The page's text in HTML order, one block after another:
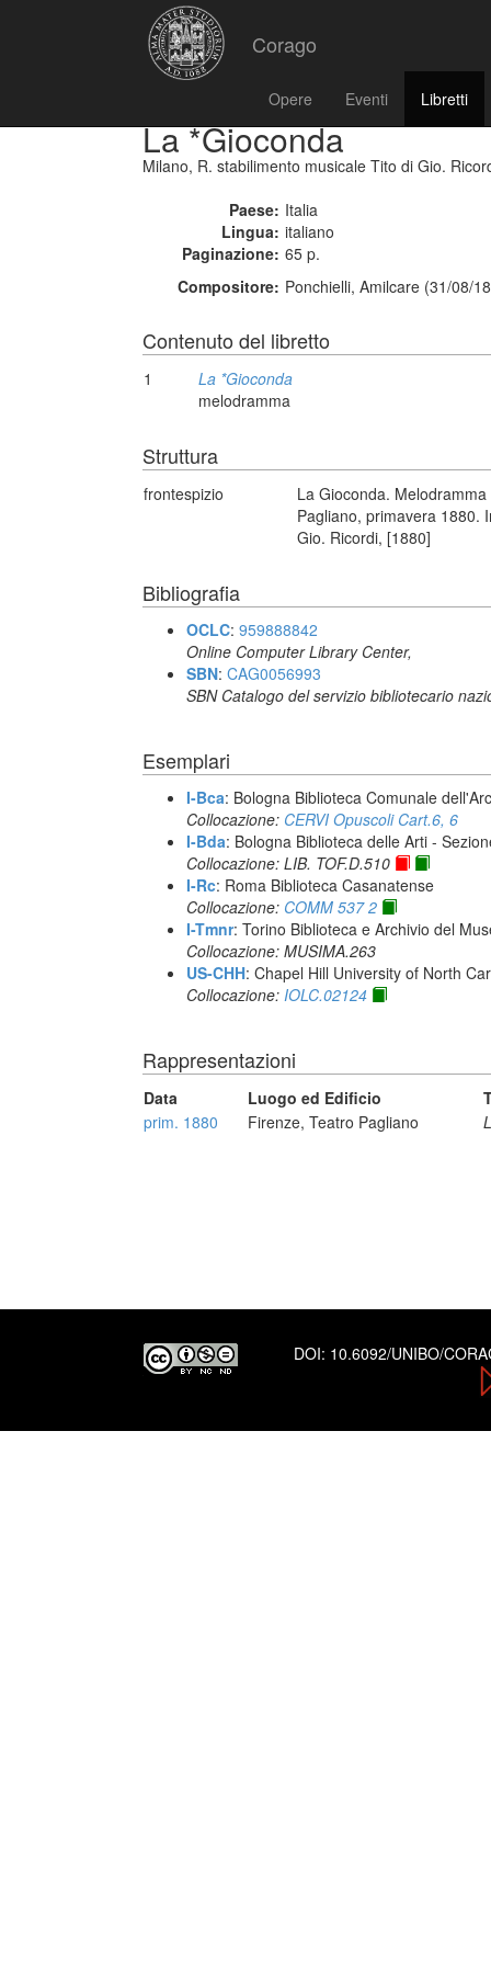
Corago
Opere Eventi Libretti
La *Gioconda
Milano, R. stabilimento musicale Tito di Gio.
Paese: Italia
Lingua: italiano
Paginazione: 65 p.
Compositore: Ponchielli, Amilcare (31/08/
Contenuto del libretto
1
La *Gioconda
melodramma
Struttura
frontespizio
La Gioconda.
Pagliano, primavera 1880.
Gio. Ricordi, [1880]
Bibliografia
OCLC: 959888842
Online Computer Library Center,
SBN: CAG0056993
SBN Catalogo del servizio bibliotecario
Esemplari
I-Bca: Bologna Biblioteca Comunale
Collocazione: CERVI Opuscoli Cart.6, 6
I-Bda: Bologna Biblioteca delle Arti -
Collocazione: LIB. TOF.D.510
I-Rc: Roma Biblioteca Casanatense
Collocazione: COMM 537 2
I-Tmnr: Torino Biblioteca e Archivio del
Collocazione: MUSIMA.263
US-CHH: Chapel Hill University of North
Collocazione: IOLC.02124
Rappresentazioni
Data Luogo ed Edificio
prim. 1880
Firenze, Teatro Pagliano
DOI: 10.6092/UNIBO/